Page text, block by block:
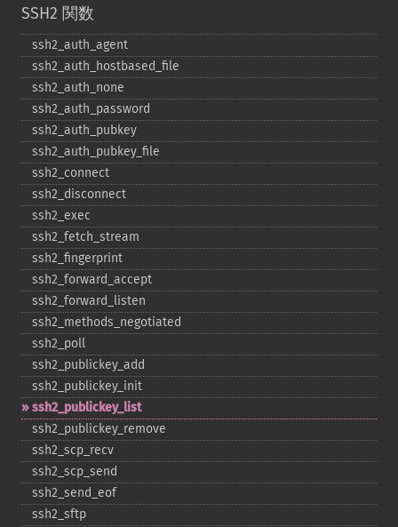
SSH2 関数
ssh2_​auth_​agent
ssh2_​auth_​hostbased_​file
ssh2_​auth_​none
ssh2_​auth_​password
ssh2_​auth_​pubkey
ssh2_​auth_​pubkey_​file
ssh2_​connect
ssh2_​disconnect
ssh2_​exec
ssh2_​fetch_​stream
ssh2_​fingerprint
ssh2_​forward_​accept
ssh2_​forward_​listen
ssh2_​methods_​negotiated
ssh2_​poll
ssh2_​publickey_​add
ssh2_​publickey_​init
ssh2_​publickey_​list
ssh2_​publickey_​remove
ssh2_​scp_​recv
ssh2_​scp_​send
ssh2_​send_​eof
ssh2_​sftp